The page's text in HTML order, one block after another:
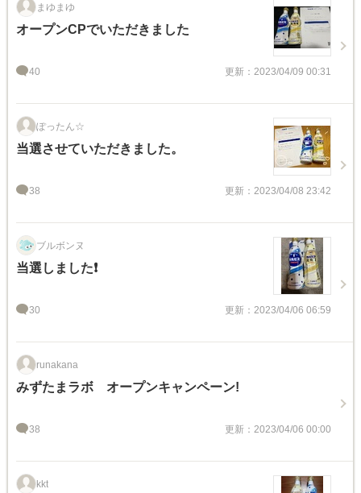
まゆまゆ
オープンCPでいただきました
40 更新：2023/04/09 00:31
ぽったん☆
当選させていただきました。
38 更新：2023/04/08 23:42
ブルボンヌ
当選しました❗️
30 更新：2023/04/06 06:59
runakana
みずたまラボ オープンキャンペーン!
38 更新：2023/04/06 00:00
kkt